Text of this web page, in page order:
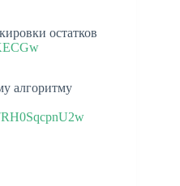
остатков
алгоритму